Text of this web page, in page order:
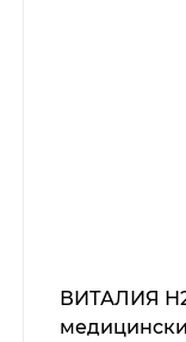
ВИТАЛИЯ